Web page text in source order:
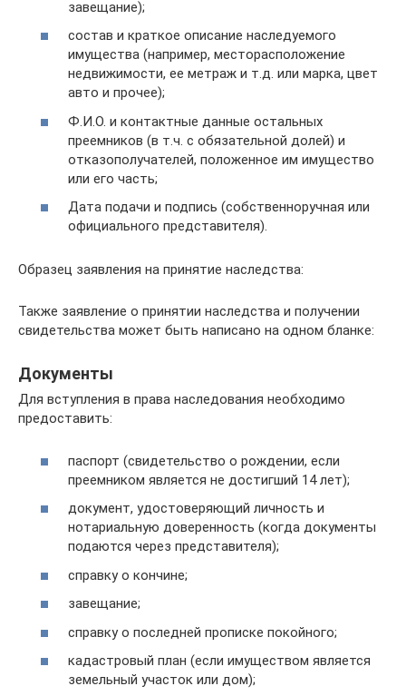
завещание);
состав и краткое описание наследуемого
имущества (например, месторасположение
недвижимости, ее метраж и т.д. или марка, цвет
авто и прочее);
Ф.И.О. и контактные данные остальных
преемников (в т.ч. с обязательной долей) и
отказополучателей, положенное им имущество
или его часть;
Дата подачи и подпись (собственноручная или
официального представителя).
Образец заявления на принятие наследства:
Также заявление о принятии наследства и получении
свидетельства может быть написано на одном бланке:
Документы
Для вступления в права наследования необходимо
предоставить:
паспорт (свидетельство о рождении, если
преемником является не достигший 14 лет);
документ, удостоверяющий личность и
нотариальную доверенность (когда документы
подаются через представителя);
справку о кончине;
завещание;
справку о последней прописке покойного;
кадастровый план (если имуществом является
земельный участок или дом);